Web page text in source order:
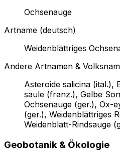
Ochsenauge
Artname (deutsch)
Weidenblättriges
Andere Artnamen &
Asteroide salicina (ital.),
saule (franz.), Gelbe
Ochsenauge (ger.), Ox-
(ger.), Weidenblättriges
Weidenblatt-Rindsauge
Geobotanik & Ökologie